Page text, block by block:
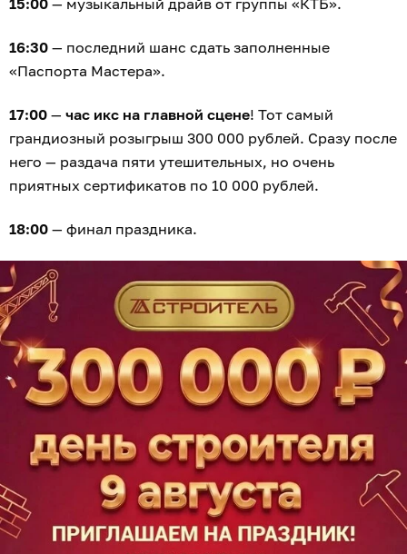
16:30 — последний шанс сдать заполненные
«Паспорта Мастера».
17:00 — час икс на главной сцене! Тот самый
грандиозный розыгрыш 300 000 рублей. Сразу после
него — раздача пяти утешительных, но очень
приятных сертификатов по 10 000 рублей.
18:00 — финал праздника.